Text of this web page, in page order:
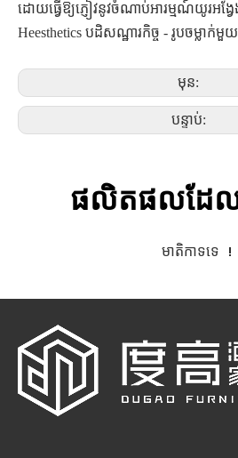
ដោយធ្វើឱ្យភ្ញៀវនូវចំណាប់អារម្មណ៍យូរអ
Heesthetics បដិសណ្ឋារកិច្ច - រូបចម្លាក់
មុន:
បន្ទាប់:
ផលិតផលដែល
មាតិកាទទេ ！